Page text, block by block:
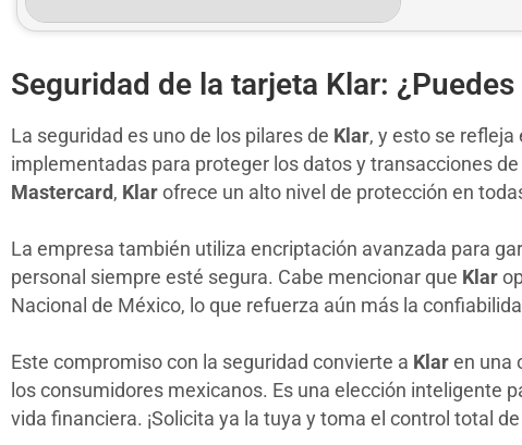
Seguridad de la tarjeta Klar:
La seguridad es uno de los pilares de Klar, y esto se
implementadas para proteger los datos y transacciones
Mastercard , Klar ofrece un alto nivel de protección en
La empresa también utiliza encriptación avanzada para
personal siempre esté segura. Cabe mencionar que Klar
Nacional de México, lo que refuerza aún más la
Este compromiso con la seguridad convierte a Klar en una
los consumidores mexicanos. Es una elección inteligente
vida financiera. ¡Solicita ya la tuya y toma el control total